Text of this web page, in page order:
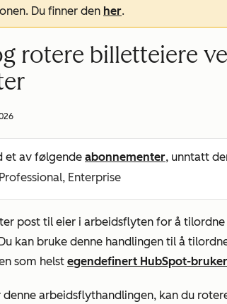
Du finner den her.
rotere billetteiere
et av følgende abonnementer, unntatt
Professional, Enterprise
post til eier i arbeidsflyten for å
kan bruke denne handlingen til å
som helst egendefinert HubSpot-
arbeidsflythandlingen, kan du